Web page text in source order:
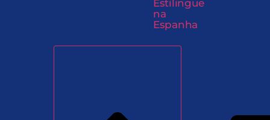
Estilingue
na
Espanha